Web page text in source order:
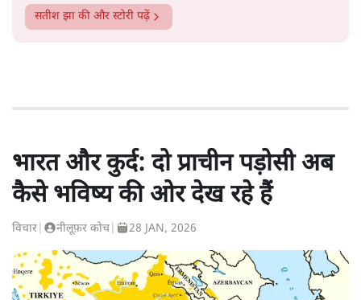
सतीश झा की और स्टोरी पढ़ें
भारत और कुर्द: दो प्राचीन पड़ोसी अब
कैसे भविष्य की ओर देख रहे हैं
विचार नीलूफ़र कोच 28 JAN, 2026